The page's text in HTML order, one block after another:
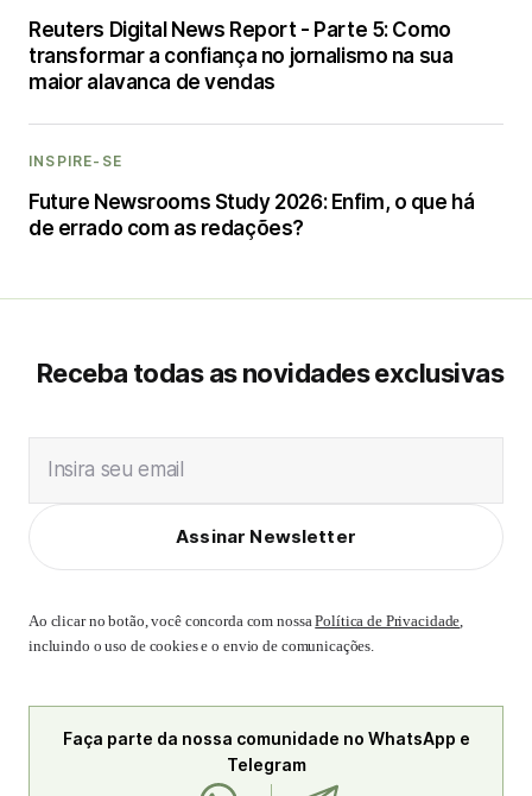
Reuters Digital News Report - Parte 5: Como
transformar a confiança no jornalismo na sua
maior alavanca de vendas
INSPIRE-SE
Future Newsrooms Study 2026: Enfim, o que há
de errado com as redações?
Receba todas as novidades exclusivas
Insira seu email
Assinar Newsletter
Ao clicar no botão, você concorda com nossaPolítica de Privacidade,
incluindo o uso de cookies e o envio de comunicações.
Faça parte da nossa comunidade no WhatsApp e
Telegram